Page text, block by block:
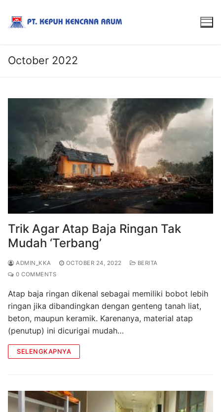
October 2022
Trik Agar Atap Baja Ringan Tak
Mudah ‘Terbang’
ADMIN_KKA OCTOBER 24, 2022
BERITA
0 COMMENTS
Atap baja ringan dikenal sebagai memiliki bobot lebih
ringan jika dibandingkan dengan genteng tanah liat,
beton, maupun keramik. Karenanya, material atap
(penutup) ini dicurigai mudah…
SELENGKAPNYA